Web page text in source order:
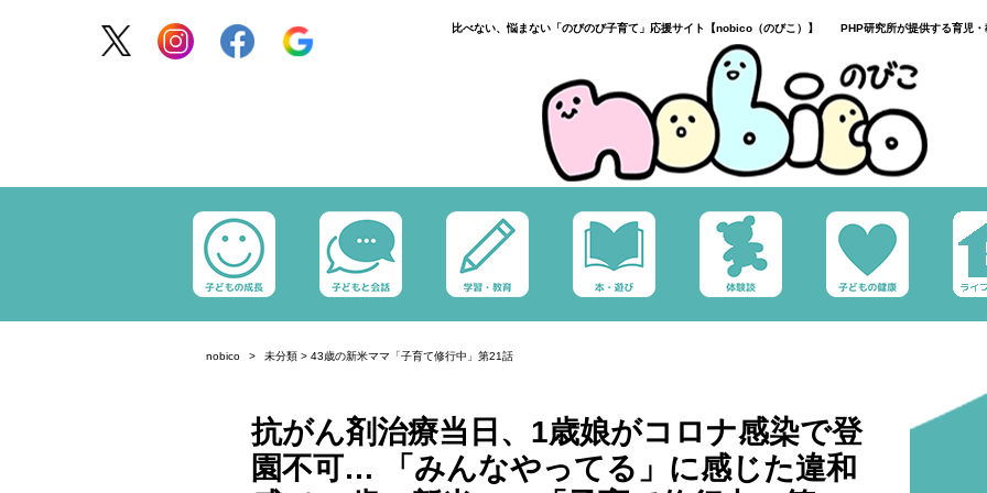
比べない、悩まない「のびのび子育て」応援サイト【nobico（のびこ）】 PHP研究所が提供する育児・
nobico 未分類 > 43歳の新米ママ「子育て修行中」第21話
抗がん剤治療当日、1歳娘がコロナ感染で登
園不可… 「みんなやってる」に感じた違和